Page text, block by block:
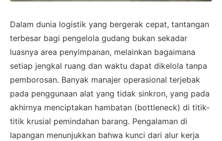
Dalam dunia logistik yang bergerak cepat, tantangan
terbesar bagi pengelola gudang bukan sekadar
luasnya area penyimpanan, melainkan bagaimana
setiap jengkal ruang dan waktu dapat dikelola tanpa
pemborosan. Banyak manajer operasional terjebak
pada penggunaan alat yang tidak sinkron, yang pada
akhirnya menciptakan hambatan (bottleneck) di titik-
titik krusial pemindahan barang. Pengalaman di
lapangan menunjukkan bahwa kunci dari alur kerja